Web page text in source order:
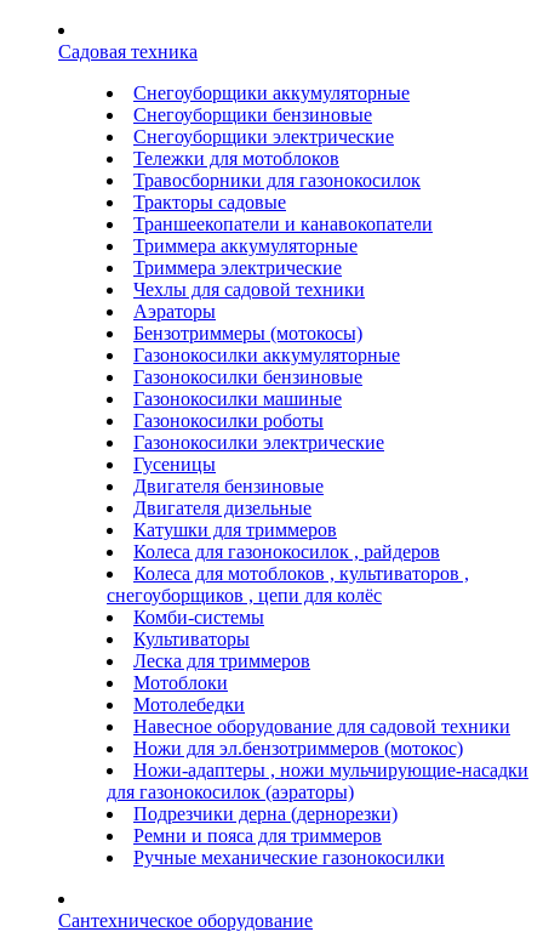
Садовая техника
Снегоуборщики аккумуляторные
Снегоуборщики бензиновые
Снегоуборщики электрические
Тележки для мотоблоков
Травосборники для газонокосилок
Тракторы садовые
Траншеекопатели и канавокопатели
Триммера аккумуляторные
Триммера электрические
Чехлы для садовой техники
Аэраторы
Бензотриммеры (мотокосы)
Газонокосилки аккумуляторные
Газонокосилки бензиновые
Газонокосилки машиные
Газонокосилки роботы
Газонокосилки электрические
Гусеницы
Двигателя бензиновые
Двигателя дизельные
Катушки для триммеров
Колеса для газонокосилок , райдеров
Колеса для мотоблоков , культиваторов ,
снегоуборщиков , цепи для колёс
Комби-системы
Культиваторы
Леска для триммеров
Мотоблоки
Мотолебедки
Навесное оборудование для садовой техники
Ножи для эл.бензотриммеров (мотокос)
Ножи-адаптеры , ножи мульчирующие-насадки
для газонокосилок (аэраторы)
Подрезчики дерна (дернорезки)
Ремни и пояса для триммеров
Ручные механические газонокосилки
Сантехническое оборудование